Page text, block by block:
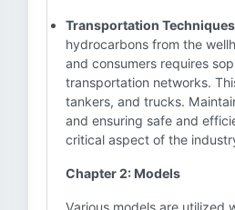
Transportation
hydrocarbons from the
and consumers requires
transportation networks.
tankers, and trucks.
and ensuring safe and
critical aspect of the
Chapter 2: Models
Various models are utilized